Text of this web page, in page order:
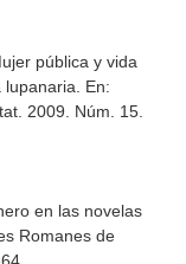
pública y vida
En:
. 2009. Núm. 15.
en las novelas
Romanes de